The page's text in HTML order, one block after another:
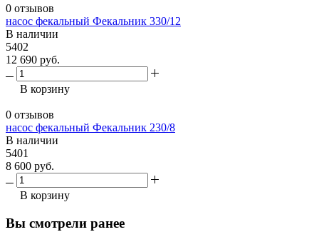
0 отзывов
насос фекальный Фекальник 330/12
В наличии
5402
12 690 руб.
В корзину
0 отзывов
насос фекальный Фекальник 230/8
В наличии
5401
8 600 руб.
В корзину
Вы смотрели ранее